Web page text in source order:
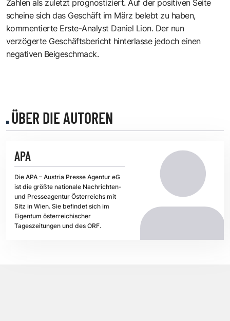
Zahlen als zuletzt prognostiziert. Auf der positiven Seite
scheine sich das Geschäft im März belebt zu haben,
kommentierte Erste-Analyst Daniel Lion. Der nun
verzögerte Geschäftsbericht hinterlasse jedoch einen
negativen Beigeschmack.
ÜBER DIE AUTOREN
APA
Die APA – Austria Presse Agentur eG
ist die größte nationale Nachrichten-
und Presseagentur Österreichs mit
Sitz in Wien. Sie befindet sich im
Eigentum österreichischer
Tageszeitungen und des ORF.